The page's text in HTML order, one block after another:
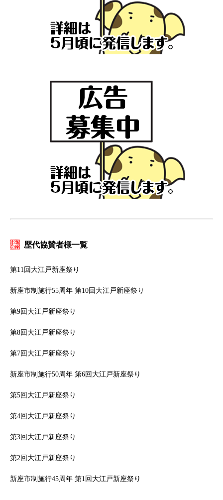
歴代協賛者様一覧
第11回大江戸新座祭り
新座市制施行55周年 第10回大江戸新座祭り
第9回大江戸新座祭り
第8回大江戸新座祭り
第7回大江戸新座祭り
新座市制施行50周年 第6回大江戸新座祭り
第5回大江戸新座祭り
第4回大江戸新座祭り
第3回大江戸新座祭り
第2回大江戸新座祭り
新座市制施行45周年 第1回大江戸新座祭り